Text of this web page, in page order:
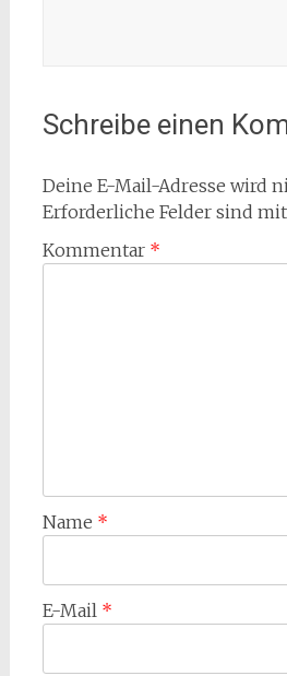
Schreibe einen
Deine E-Mail-Adresse wird
Erforderliche Felder sind mit
Kommentar *
Name *
E-Mail *